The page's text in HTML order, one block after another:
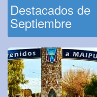
Destacados de
Septiembre